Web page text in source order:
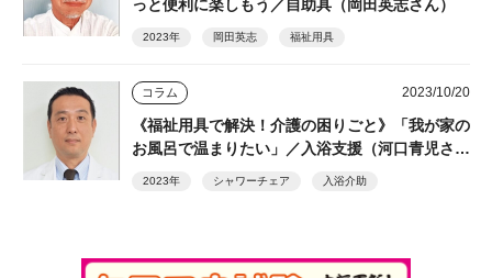
っと便利に楽しもう／自助具（岡田英志さん）
2023年 岡田英志 福祉用具
コラム 2023/10/20
《福祉用具で解決！介護の困りごと》「我が家の
お風呂で温まりたい」／入浴支援（河口青児さ
2023年 シャワーチェア 入浴介助